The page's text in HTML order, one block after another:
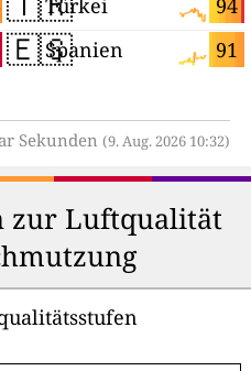
94
Türkei
🇪🇸 91
Spanien
Sekunden (9. Aug. 2026 10:32)
zur Luftqualität